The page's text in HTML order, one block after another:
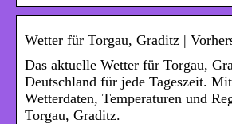
Wetter für Torgau, Graditz |
Das aktuelle Wetter für Torgau,
Deutschland für jede Tageszeit.
Wetterdaten, Temperaturen und
Torgau, Graditz.